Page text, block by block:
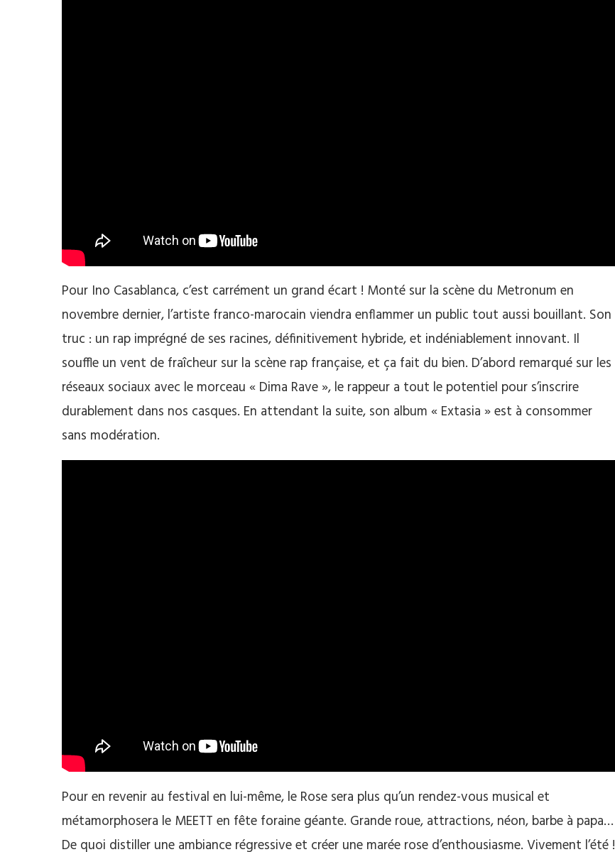
Pour Ino Casablanca, c’est carrément un grand écart ! Monté sur la scène du Metronum en
novembre dernier, l’artiste franco-marocain viendra enflammer un public tout aussi bouillant. Son
truc : un rap imprégné de ses racines, définitivement hybride, et indéniablement innovant. Il
souffle un vent de fraîcheur sur la scène rap française, et ça fait du bien. D’abord remarqué sur les
réseaux sociaux avec le morceau « Dima Rave », le rappeur a tout le potentiel pour s’inscrire
durablement dans nos casques. En attendant la suite, son album « Extasia » est à consommer
sans modération.
Pour en revenir au festival en lui-même, le Rose sera plus qu’un rendez-vous musical et
métamorphosera le MEETT en fête foraine géante. Grande roue, attractions, néon, barbe à papa…
De quoi distiller une ambiance régressive et créer une marée rose d’enthousiasme. Vivement l’été !